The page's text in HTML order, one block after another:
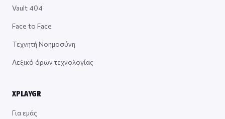
Vault 404
Face to Face
Τεχνητή Νοημοσύνη
Λεξικό όρων τεχνολογίας
XPLAYGR
Για εμάς